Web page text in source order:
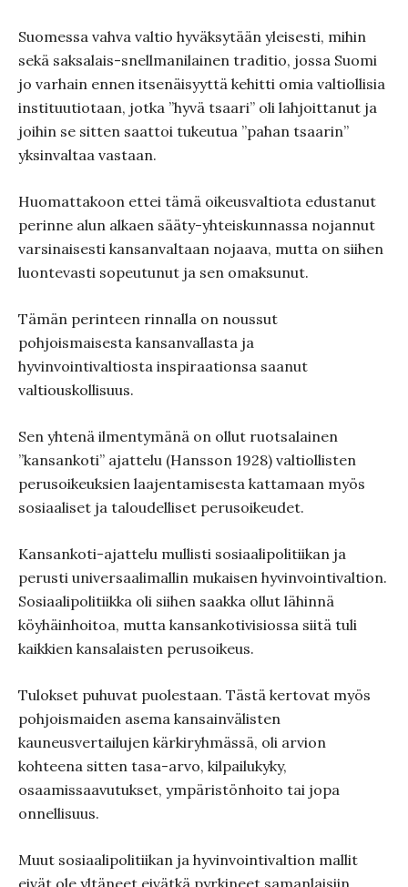
Suomessa vahva valtio hyväksytään yleisesti, mihin
sekä saksalais-snellmanilainen traditio, jossa Suomi
jo varhain ennen itsenäisyyttä kehitti omia valtiollisia
instituutiotaan, jotka ”hyvä tsaari” oli lahjoittanut ja
joihin se sitten saattoi tukeutua ”pahan tsaarin”
yksinvaltaa vastaan.
Huomattakoon ettei tämä oikeusvaltiota edustanut
perinne alun alkaen sääty-yhteiskunnassa nojannut
varsinaisesti kansanvaltaan nojaava, mutta on siihen
luontevasti sopeutunut ja sen omaksunut.
Tämän perinteen rinnalla on noussut
pohjoismaisesta kansanvallasta ja
hyvinvointivaltiosta inspiraationsa saanut
valtiouskollisuus.
Sen yhtenä ilmentymänä on ollut ruotsalainen
”kansankoti” ajattelu (Hansson 1928) valtiollisten
perusoikeuksien laajentamisesta kattamaan myös
sosiaaliset ja taloudelliset perusoikeudet.
Kansankoti-ajattelu mullisti sosiaalipolitiikan ja
perusti universaalimallin mukaisen hyvinvointivaltion.
Sosiaalipolitiikka oli siihen saakka ollut lähinnä
köyhäinhoitoa, mutta kansankotivisiossa siitä tuli
kaikkien kansalaisten perusoikeus.
Tulokset puhuvat puolestaan. Tästä kertovat myös
pohjoismaiden asema kansainvälisten
kauneusvertailujen kärkiryhmässä, oli arvion
kohteena sitten tasa-arvo, kilpailukyky,
osaamissaavutukset, ympäristönhoito tai jopa
onnellisuus.
Muut sosiaalipolitiikan ja hyvinvointivaltion mallit
eivät ole yltäneet eivätkä pyrkineet samanlaisiin